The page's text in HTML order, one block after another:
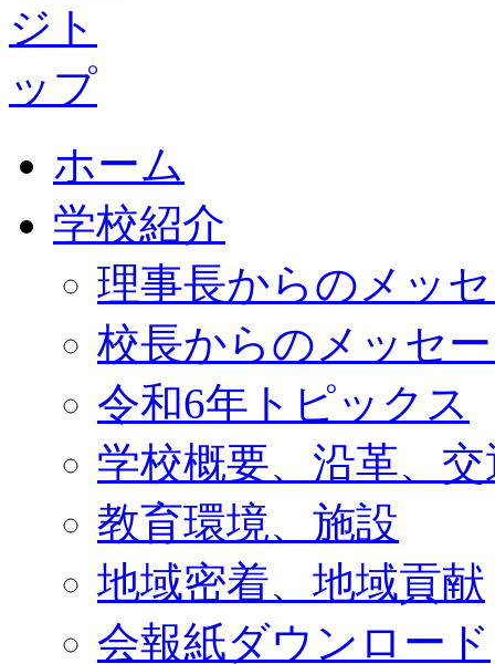
ホーム
学校紹介
理事長からのメッ
校長からのメッセ
令和6年トピックス
学校概要、沿革、
教育環境、施設
地域密着、地域貢献
会報紙ダウンロード